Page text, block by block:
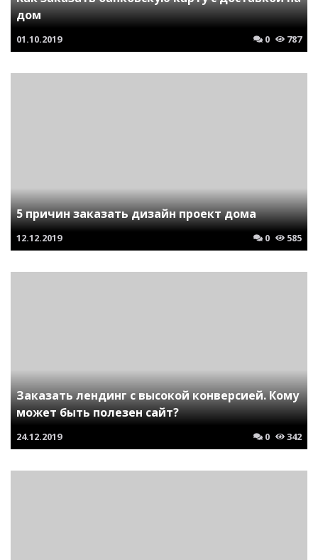
дом
01.10.2019 0 787
5 причин заказать дизайн проект дома
12.12.2019 0 585
Заказать лендинг с высокой конверсией. Кому
может быть полезен сайт?
24.12.2019 0 342